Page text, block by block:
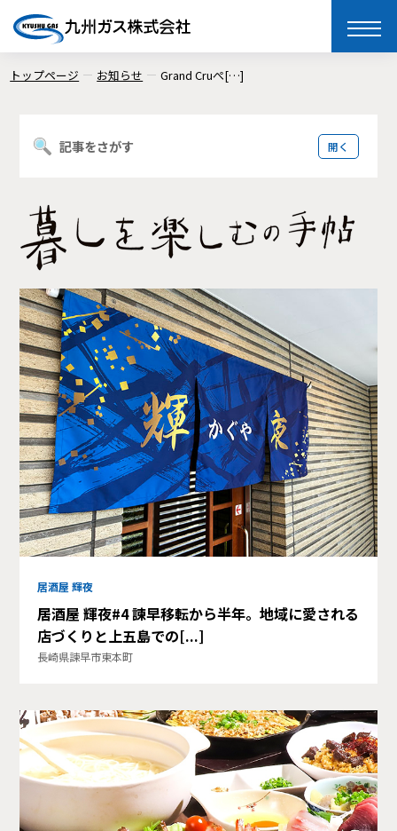
toggle
トップページ お知らせ Grand Cruぺ[…]
居酒屋 輝夜
居酒屋 輝夜#4 諫早移転から半年。地域に愛される
店づくりと上五島での[...]
長崎県諫早市東本町
記事をさがす